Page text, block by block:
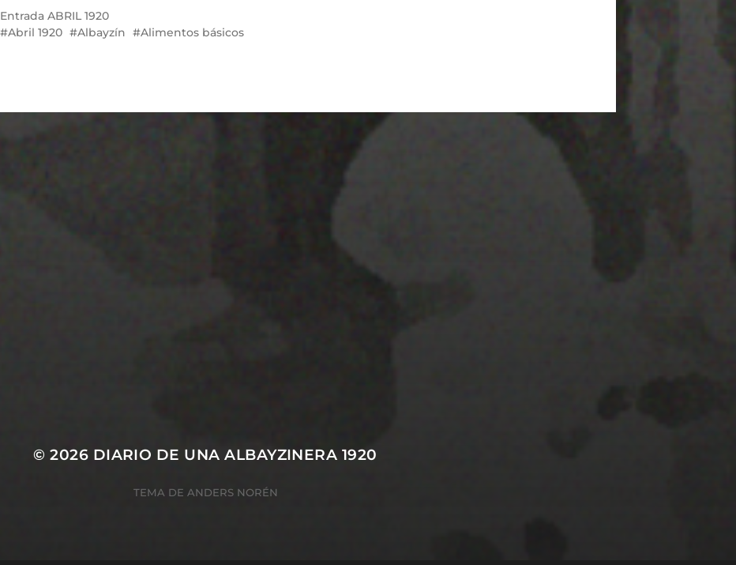
Entrada ABRIL 1920
Abril 1920
Albayzín Alimentos básicos
© 2026 DIARIO DE UNA ALBAYZINERA 1920
TEMA DE ANDERS NORÉN